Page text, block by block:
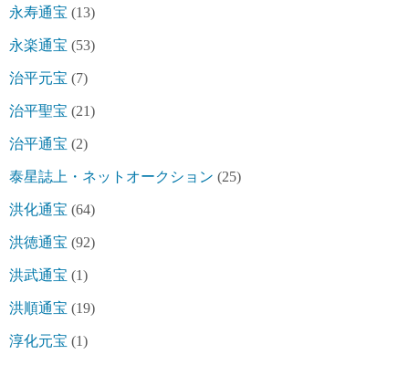
永寿通宝 (13)
永楽通宝 (53)
治平元宝 (7)
治平聖宝 (21)
治平通宝 (2)
泰星誌上・ネットオークション (25)
洪化通宝 (64)
洪徳通宝 (92)
洪武通宝 (1)
洪順通宝 (19)
淳化元宝 (1)